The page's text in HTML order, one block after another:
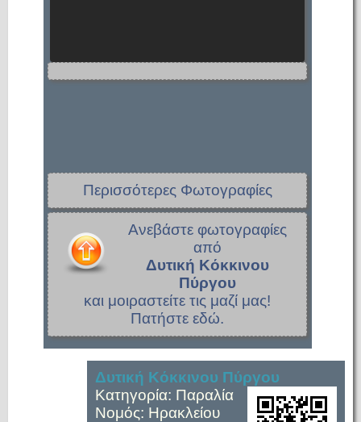
Περισσότερες Φωτογραφίες
Ανεβάστε φωτογραφίες
από
Δυτική Κόκκινου
Πύργου
και μοιραστείτε τις μαζί μας!
Πατήστε εδώ.
Δυτική Κόκκινου Πύργου
Κατηγορία: Παραλία
Νομός: Ηρακλείου